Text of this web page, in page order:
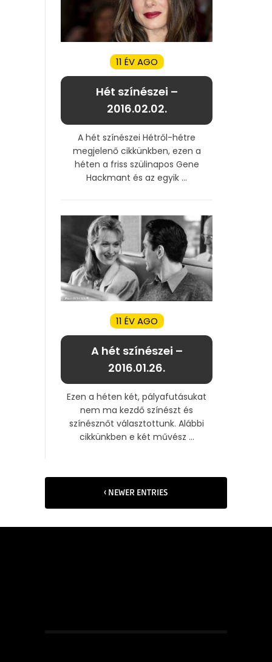
11 ÉV AGO
Hét színészei –
2016.02.02.
A hét színészei Hétről-hétre
megjelenő cikkünkben, ezen a
héten a friss szülinapos Gene
Hackmant és az egyik ...
11 ÉV AGO
A hét színészei –
2016.01.26.
Ezen a héten két, pályafutásukat
nem ma kezdő színészt és
színésznőt választottunk. Alábbi
cikkünkben e két művész ...
‹ NEWER ENTRIES